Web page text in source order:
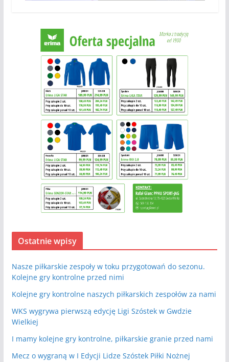
Ostatnie wpisy
Nasze piłkarskie zespoły w toku przygotowań do sezonu.
Kolejne gry kontrolne przed nimi
Kolejne gry kontrolne naszych piłkarskich zespołów za nami
WKS wygrywa pierwszą edycję Ligi Szóstek w Gwdzie
Wielkiej
I mamy kolejne gry kontrolne, piłkarskie granie przed nami
Mecz o wygraną w I Edycji Lidze Szóstek Piłki Nożnej